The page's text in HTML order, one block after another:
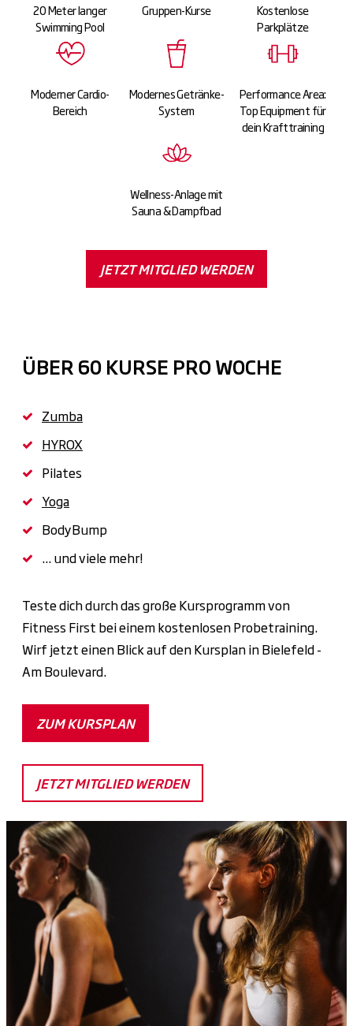
20 Meter langer
Swimming Pool
Gruppen-Kurse
Kostenlose
Parkplätze
Moderner Cardio-
Bereich
Modernes Getränke-
System
Performance Area:
Top Equipment für
dein Krafttraining
Wellness-Anlage mit
Sauna & Dampfbad
JETZT MITGLIED WERDEN
ÜBER 60 KURSE PRO WOCHE
Zumba
HYROX
Pilates
Yoga
BodyBump
... und viele mehr!
Teste dich durch das große Kursprogramm von
Fitness First bei einem kostenlosen Probetraining.
Wirf jetzt einen Blick auf den Kursplan in Bielefeld -
Am Boulevard.
ZUM KURSPLAN
JETZT MITGLIED WERDEN